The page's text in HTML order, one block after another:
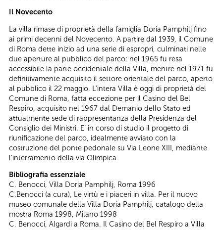
Il Novecento
La villa rimase di proprietà della famiglia Doria Pamphilj fino
ai primi decenni del Novecento. A partire dal 1939, il Comune
di Roma dette inizio ad una serie di espropri, culminati nelle
due aperture al pubblico del parco: nel 1965 fu resa
accessibile la parte occidentale della Villa, mentre nel 1971 fu
definitivamente acquisito il settore orientale del parco, aperto
al pubblico il 22 maggio. L’intera Villa è oggi di proprietà del
Comune di Roma, fatta eccezione per il Casino del Bel
Respiro, acquisito nel 1967 dal Demanio dello Stato ed
attualmente sede di rappresentanza della Presidenza del
Consiglio dei Ministri. E’ in corso di studio il progetto di
riunificazione del parco, idealmente avviato con la
costruzione del ponte pedonale su Via Leone XIII, mediante
l’interramento della via Olimpica.
Bibliografia essenziale
C. Benocci, Villa Doria Pamphilj, Roma 1996
C.Benocci (a cura), Le virtù e i piaceri in villa. Per il nuovo
museo comunale della Villa Doria Pamphilj, catalogo della
mostra Roma 1998, Milano 1998
C. Benocci, Algardi a Roma. Il Casino del Bel Respiro a Villa